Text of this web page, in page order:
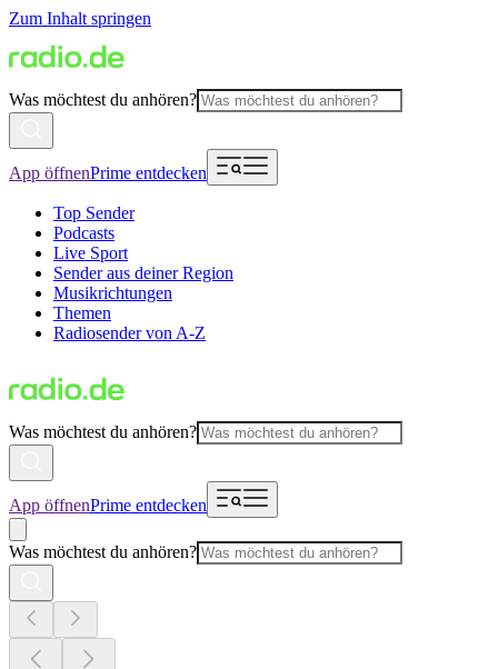
Zum Inhalt springen
Was möchtest du anhören?
App öffnenPrime entdecken
Top Sender
Podcasts
Live Sport
Sender aus deiner Region
Musikrichtungen
Themen
Radiosender von A-Z
Was möchtest du anhören?
App öffnenPrime entdecken
Was möchtest du anhören?